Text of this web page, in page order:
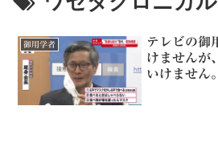
御用学者
テレビの御
けませんが
いけません。